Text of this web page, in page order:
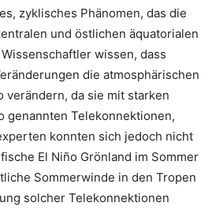
zyklisches Phänomen, das die
und östlichen äquatorialen
wissen, dass
die atmosphärischen
verändern, da sie mit starken
genannten Telekonnektionen,
konnten sich jedoch nicht
El Niño Grönland im Sommer
Sommerwinde in den Tropen
solcher Telekonnektionen